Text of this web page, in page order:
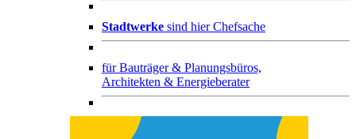
Stadtwerke sind hier Chefsache
fürBauträger & Planungsbüros,
Architekten & Energieberater